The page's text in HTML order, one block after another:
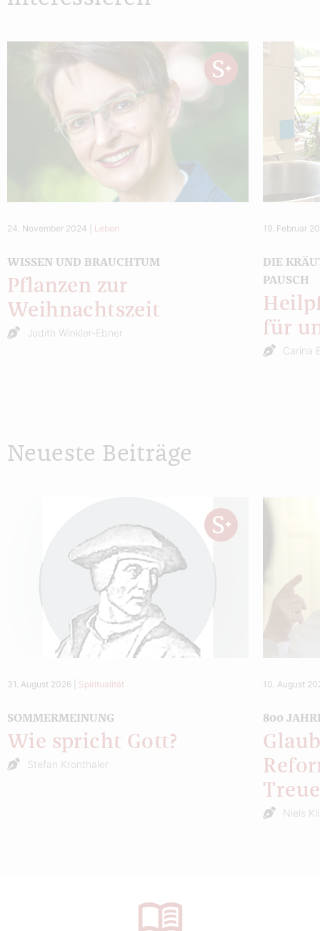
24. November 2024 Leben
WISSEN UND BRAUCHTUM
Pflanzen zur
Weihnachtszeit
Judith Winkler-Ebner
19. Februar
DIE
PAUSCH
für
Carina
Neueste Beiträge
31. August 2026 Spiritualität
SOMMERMEINUNG
Wie spricht Gott?
Stefan Kronthaler
10. August
800
Treue
Niels